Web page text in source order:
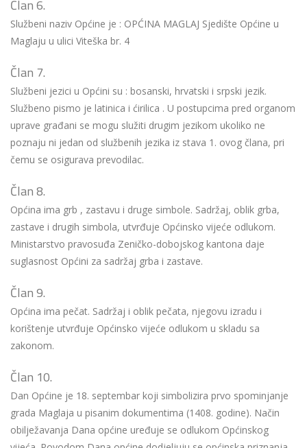
Član 6.
Službeni naziv Općine je : OPĆINA MAGLAJ Sjedište Općine u
Maglaju u ulici Viteška br. 4
Član 7.
Službeni jezici u Općini su : bosanski, hrvatski i srpski jezik.
Službeno pismo je latinica i ćirilica . U postupcima pred organom
uprave građani se mogu služiti drugim jezikom ukoliko ne
poznaju ni jedan od službenih jezika iz stava 1. ovog člana, pri
čemu se osigurava prevodilac.
Član 8.
Općina ima grb , zastavu i druge simbole. Sadržaj, oblik grba,
zastave i drugih simbola, utvrđuje Općinsko vijeće odlukom.
Ministarstvo pravosuđa Zeničko-dobojskog kantona daje
suglasnost Općini za sadržaj grba i zastave.
Član 9.
Općina ima pečat. Sadržaj i oblik pečata, njegovu izradu i
korištenje utvrđuje Općinsko vijeće odlukom u skladu sa
zakonom.
Član 10.
Dan Općine je 18. septembar koji simbolizira prvo spominjanje
grada Maglaja u pisanim dokumentima (1408. godine). Način
obilježavanja Dana općine uređuje se odlukom Općinskog